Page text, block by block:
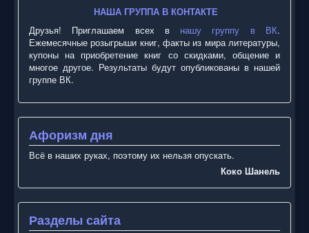
НАША ГРУППА В КОНТАКТЕ
Друзья! Приглашаем всех в нашу группу в ВК.
Ежемесячные розыгрыши книг, факты из мира литературы,
купоны на приобретение книг со скидками, общение и
многое другое. Результаты будут опубликованы в нашей
группе ВК.
Афоризм дня
Всё в наших руках, поэтому их нельзя опускать.
Коко Шанель
Разделы сайта